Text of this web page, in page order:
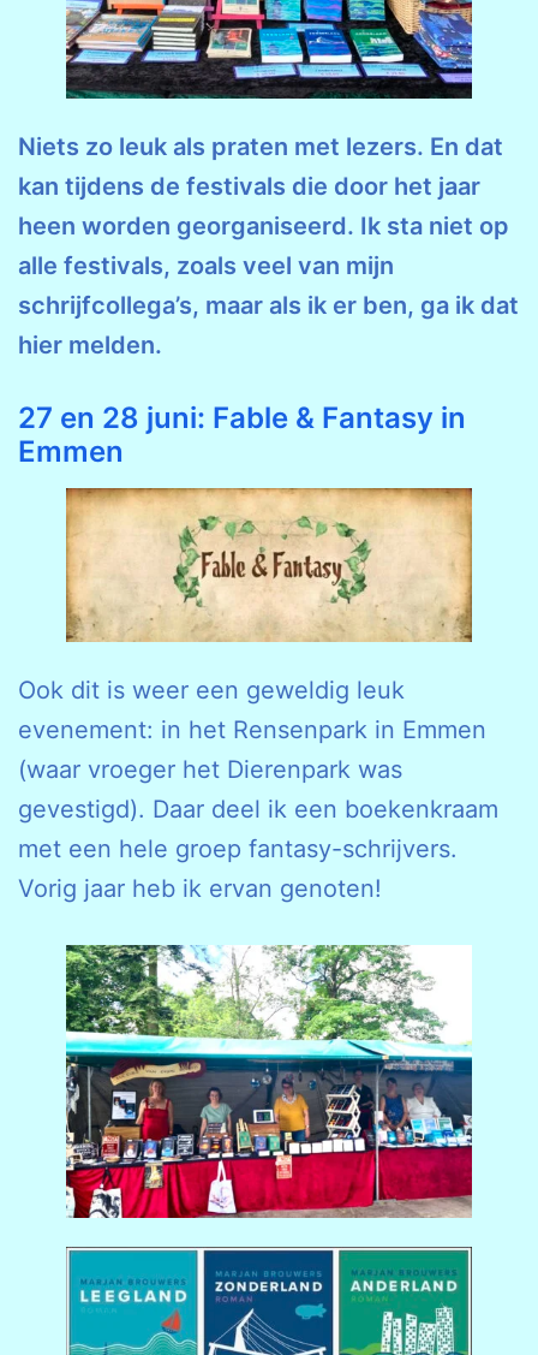
Niets zo leuk als praten met lezers. En dat
kan tijdens de festivals die door het jaar
heen worden georganiseerd. Ik sta niet op
alle festivals, zoals veel van mijn
schrijfcollega’s, maar als ik er ben, ga ik dat
hier melden.
27 en 28 juni: Fable & Fantasy in
Emmen
Ook dit is weer een geweldig leuk
evenement: in het Rensenpark in Emmen
(waar vroeger het Dierenpark was
gevestigd). Daar deel ik een boekenkraam
met een hele groep fantasy-schrijvers.
Vorig jaar heb ik ervan genoten!